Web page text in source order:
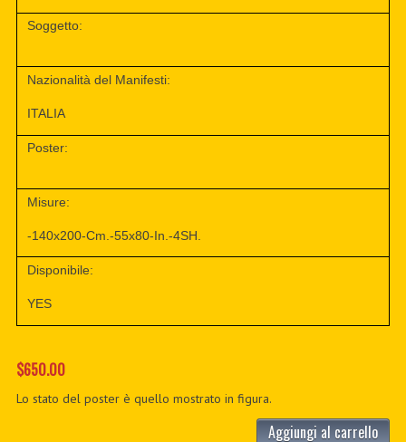
Soggetto:
Nazionalità del Manifesti:
ITALIA
Poster:
Misure:
-140x200-Cm.-55x80-In.-4SH.
Disponibile:
YES
$650.00
Lo stato del poster è quello mostrato in figura.
Aggiungi al carrello